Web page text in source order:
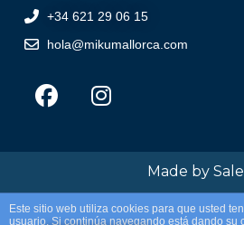
+34 621 29 06 15
hola@mikumallorca.com
Made by
Este sitio web utiliza cookies para que usted
usuario. Si continúa navegando está dando su